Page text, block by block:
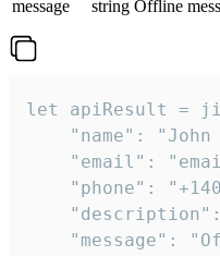
message
string Offline
let apiResult =
"name": "John
"email":
"phone":
"message":